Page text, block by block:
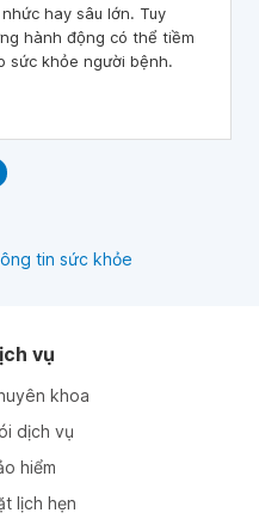
hay sâu lớn. Tuy
hành động có thể tiềm
sức khỏe người bệnh.
tin sức khỏe
vụ
khoa
dịch vụ
hiểm
lịch hẹn